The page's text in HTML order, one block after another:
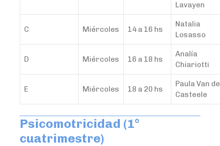
Lavayen
C Miércoles 14 a 16 hs
Natalia
Losasso
D Miércoles 16 a 18 hs
Analía
Chiariotti
E Miércoles 18 a 20 hs
Paula Van de
Casteele
Psicomotricidad (1°
cuatrimestre)